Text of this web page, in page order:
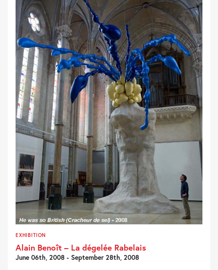
EXHIBITION
Alain Benoît – La dégelée Rabelais
June 06th, 2008 - September 28th, 2008